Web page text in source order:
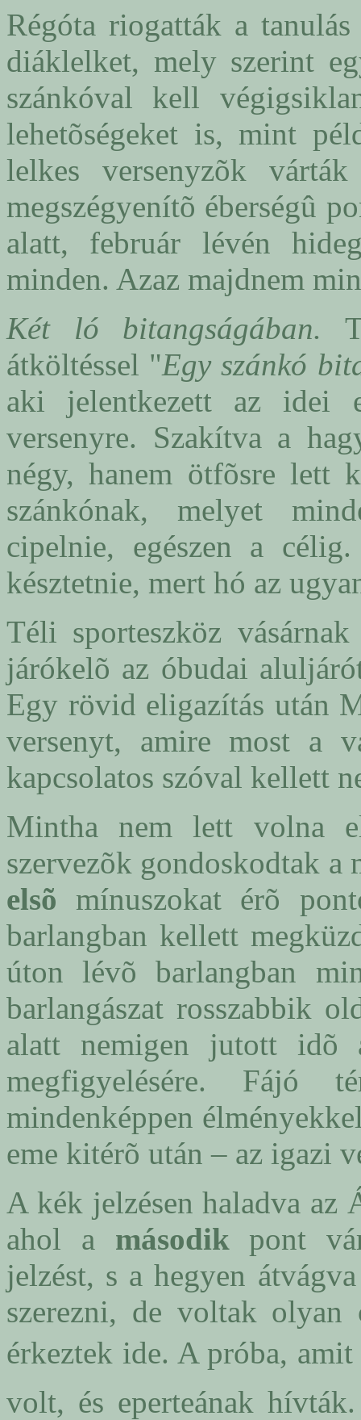
Régóta riogatták a
diáklelket, mely szerint
szánkóval kell
lehetõségeket is, mint
lelkes versenyzõk
megszégyenítõ éberségû
alatt, február lévén
minden. Azaz majdnem
Két ló bitangságában.
átköltéssel "Egy szánkó
aki jelentkezett az idei
versenyre. Szakítva a
négy, hanem ötfõsre lett
szánkónak, melyet
cipelnie, egészen a
késztetnie, mert hó az
Téli sporteszköz
járókelõ az óbudai
Egy rövid eligazítás után
versenyt, amire most a
kapcsolatos szóval kellett
Mintha nem lett volna
szervezõk gondoskodtak a
elsõ mínuszokat érõ
barlangban kellett
úton lévõ barlangban
barlangászat rosszabbik
alatt nemigen jutott idõ
megfigyelésére. Fájó
mindenképpen
eme kitérõ után – az igazi
A kék jelzésen haladva
ahol a második pont
jelzést, s a hegyen
szerezni, de voltak olyan
érkeztek ide. A próba,
volt, és eperteának